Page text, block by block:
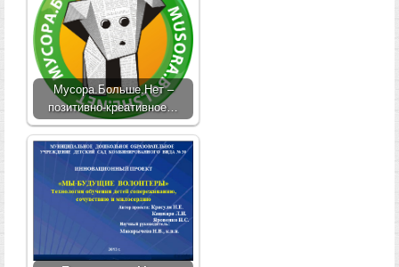
Мусора.Больше.Нет –
позитивно-креативное…